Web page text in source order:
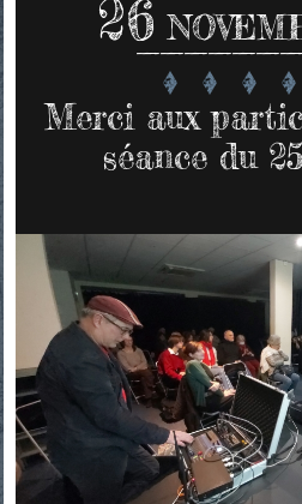
26
Merci aux
séance du